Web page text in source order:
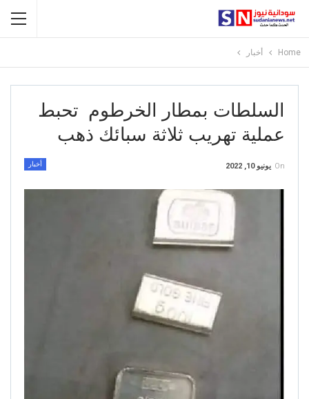
Home أخبار
السلطات بمطار الخرطوم تحبط
عملية تهريب ثلاثة سبائك ذهب
أخبار On يونيو 10, 2022